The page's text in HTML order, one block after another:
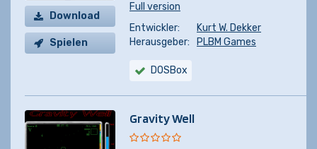
Download
Spielen
Full version
Entwickler:
Kurt W. Dekker
Herausgeber:
PLBM Games
DOSBox
Gravity Well